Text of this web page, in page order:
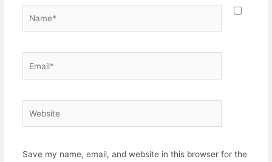
Save my name, email, and website in this browser for the